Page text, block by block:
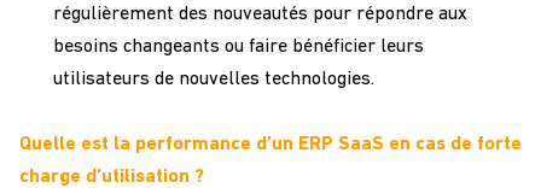
régulièrement des nouveautés pour répondre aux
besoins changeants ou faire bénéficier leurs
utilisateurs de nouvelles technologies.
Quelle est la performance d’un ERP SaaS en cas de forte
charge d’utilisation ?